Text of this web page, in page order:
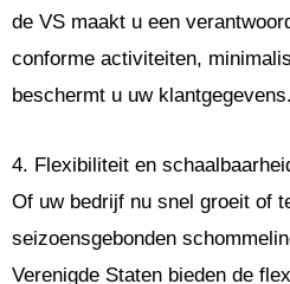
de VS maakt u een
conforme activiteiten,
beschermt u uw klantgegevens.
4. Flexibiliteit en
Of uw bedrijf nu snel groeit of
seizoensgebonden
Verenigde Staten bieden de